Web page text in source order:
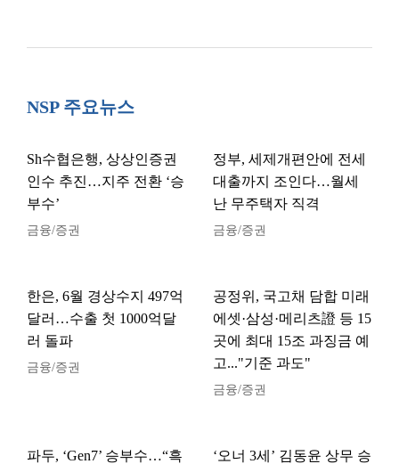
NSP 주요뉴스
Sh수협은행, 상상인증권
인수 추진…지주 전환 ‘승
부수’
금융/증권
정부, 세제개편안에 전세
대출까지 조인다…월세
난 무주택자 직격
금융/증권
한은, 6월 경상수지 497억
달러…수출 첫 1000억달
러 돌파
금융/증권
공정위, 국고채 담합 미래
에셋·삼성·메리츠證 등 15
곳에 최대 15조 과징금 예
고..."기준 과도"
금융/증권
파두, ‘Gen7’ 승부수…“흑
‘오너 3세’ 김동윤 상무 승